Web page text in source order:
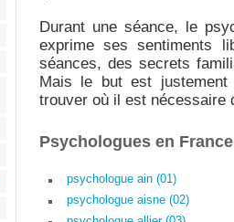
Durant une séance, le
exprime ses sentiments
séances, des secrets
Mais le but est justement
trouver où il est nécessaire
Psychologues en
psychologue ain (01)
psychologue aisne (02)